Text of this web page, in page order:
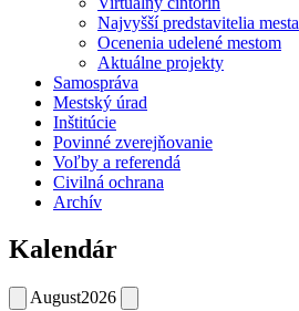
Najvyšší predstavitelia mesta
Ocenenia udelené mestom
Aktuálne projekty
Samospráva
Mestský úrad
Inštitúcie
Povinné zverejňovanie
Voľby a referendá
Civilná ochrana
Archív
Kalendár
August2026